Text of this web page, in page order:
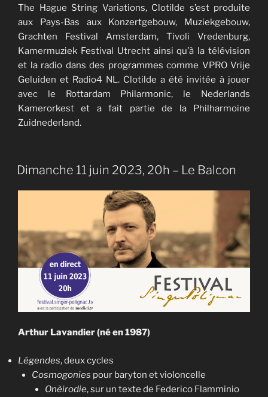
The Hague String Variations, Clotilde s’est produite
aux Pays-Bas aux Konzertgebouw, Muziekgebouw,
Grachten Festival Amsterdam, Tivoli Vredenburg,
Kamermuziek Festival Utrecht ainsi qu’à la télévision
et la radio dans des programmes comme VPRO Vrije
Geluiden et Radio4 NL. Clotilde a été invitée à jouer
avec le Rottardam Philarmonic, le Nederlands
Kamerorkest et a fait partie de la Philharmoine
Zuidnederland.
Dimanche 11 juin 2023, 20h – Le Balcon
Arthur Lavandier (né en 1987)
Légendes, deux cycles
Cosmogonies pour baryton et violoncelle
Onèirodie, sur un texte de Federico Flamminio